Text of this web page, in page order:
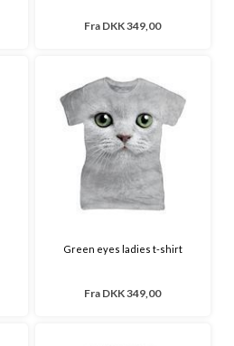
Fra DKK 349,00
Green eyes ladies t-shirt
Fra DKK 349,00